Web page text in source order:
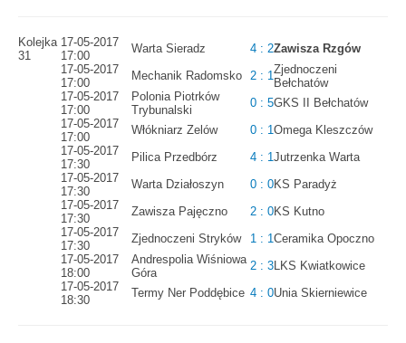
Kolejka
31
17-05-2017
17:00
Warta Sieradz 4 : 2Zawisza Rzgów
17-05-2017
17:00
Mechanik Radomsko 2 : 1Zjednoczeni
Bełchatów
17-05-2017
17:00
Polonia Piotrków
Trybunalski
0 : 5GKS II Bełchatów
17-05-2017
17:00
Włókniarz Zelów 0 : 1Omega Kleszczów
17-05-2017
17:30
Pilica Przedbórz 4 : 1Jutrzenka Warta
17-05-2017
17:30
Warta Działoszyn 0 : 0KS Paradyż
17-05-2017
17:30
Zawisza Pajęczno 2 : 0KS Kutno
17-05-2017
17:30
Zjednoczeni Stryków 1 : 1Ceramika Opoczno
17-05-2017
18:00
Andrespolia Wiśniowa
Góra
2 : 3LKS Kwiatkowice
17-05-2017
18:30
Termy Ner Poddębice 4 : 0Unia Skierniewice